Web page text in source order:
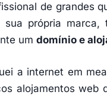
de grandes
sua própria marca,
um domínio e
a internet em
alojamentos web